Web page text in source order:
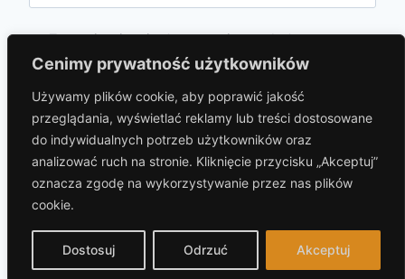
Cenimy prywatność użytkowników
Używamy plików cookie, aby poprawić jakość
przeglądania, wyświetlać reklamy lub treści dostosowane
do indywidualnych potrzeb użytkowników oraz
analizować ruch na stronie. Kliknięcie przycisku „Akceptuj”
oznacza zgodę na wykorzystywanie przez nas plików
cookie.
Dostosuj Odrzuć Akceptuj
Zapamiętaj moje dane w tej przeglądarce
podczas pisania kolejnych komentarzy.
© 2026 hotelprzybaszcie.pl Motyw WordPress,
autor:Kadence WP